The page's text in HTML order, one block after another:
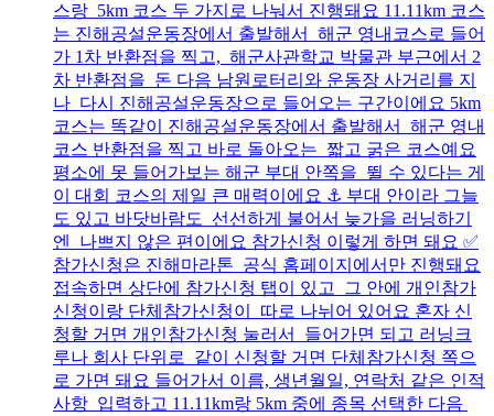
스랑 5km 코스 두 가지로 나눠서 진행돼요 11.11km 코스
는 진해공설운동장에서 출발해서 해군 영내코스로 들어
가 1차 반환점을 찍고, 해군사관학교 박물관 부근에서 2
차 반환점을 돈 다음 남원로터리와 운동장 사거리를 지
나 다시 진해공설운동장으로 들어오는 구간이에요 5km
코스는 똑같이 진해공설운동장에서 출발해서 해군 영내
코스 반환점을 찍고 바로 돌아오는 짧고 굵은 코스예요
평소에 못 들어가보는 해군 부대 안쪽을 뛸 수 있다는 게
이 대회 코스의 제일 큰 매력이에요 ⚓ 부대 안이라 그늘
도 있고 바닷바람도 선선하게 불어서 늦가을 러닝하기
엔 나쁘지 않은 편이에요 참가신청 이렇게 하면 돼요 ✅
참가신청은 진해마라톤 공식 홈페이지에서만 진행돼요
접속하면 상단에 참가신청 탭이 있고 그 안에 개인참가
신청이랑 단체참가신청이 따로 나뉘어 있어요 혼자 신
청할 거면 개인참가신청 눌러서 들어가면 되고 러닝크
루나 회사 단위로 같이 신청할 거면 단체참가신청 쪽으
로 가면 돼요 들어가서 이름, 생년월일, 연락처 같은 인적
사항 입력하고 11.11km랑 5km 중에 종목 선택한 다음